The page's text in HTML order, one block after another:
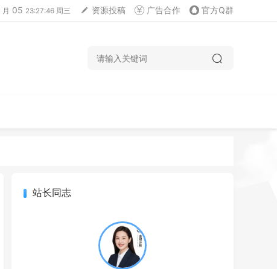
月 05 23:27:47 周三 资源投稿 广告合作 官方Q群
站长同志